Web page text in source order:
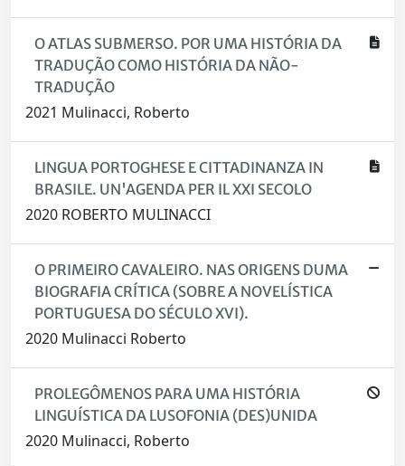
O ATLAS SUBMERSO. POR UMA HISTÓRIA DA
TRADUÇÃO COMO HISTÓRIA DA NÃO-
TRADUÇÃO
2021 Mulinacci, Roberto
LINGUA PORTOGHESE E CITTADINANZA IN
BRASILE. UN'AGENDA PER IL XXI SECOLO
2020 ROBERTO MULINACCI
O PRIMEIRO CAVALEIRO. NAS ORIGENS DUMA
BIOGRAFIA CRÍTICA (SOBRE A NOVELÍSTICA
PORTUGUESA DO SÉCULO XVI).
2020 Mulinacci Roberto
PROLEGÔMENOS PARA UMA HISTÓRIA
LINGUÍSTICA DA LUSOFONIA (DES)UNIDA
2020 Mulinacci, Roberto